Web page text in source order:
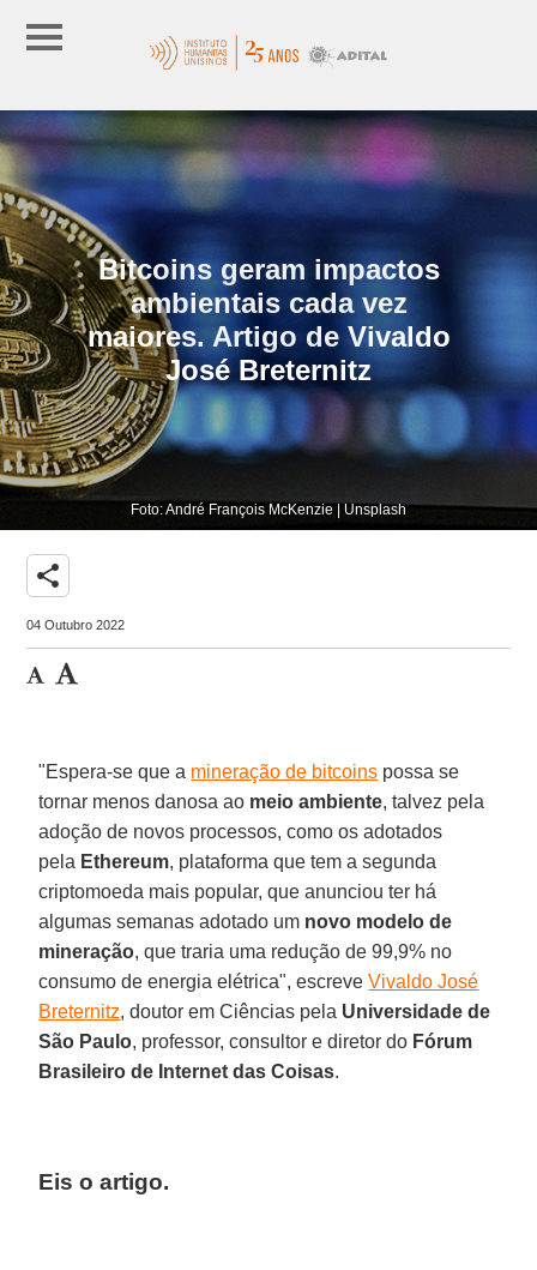
Bitcoins geram impactos
ambientais cada vez
maiores. Artigo de Vivaldo
José Breternitz
Foto: André François McKenzie | Unsplash
share
04 Outubro 2022
"Espera-se que a mineração de bitcoins possa se
tornar menos danosa ao meio ambiente, talvez pela
adoção de novos processos, como os adotados
pela Ethereum, plataforma que tem a segunda
criptomoeda mais popular, que anunciou ter há
algumas semanas adotado um novo modelo de
mineração, que traria uma redução de 99,9% no
consumo de energia elétrica", escreveVivaldo José
Breternitz, doutor em Ciências pela Universidade de
São Paulo, professor, consultor e diretor do Fórum
Brasileiro de Internet das Coisas.
Eis o artigo.